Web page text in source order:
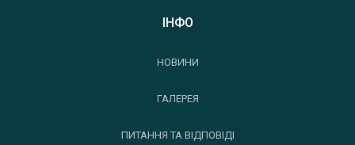
ІНФО
НОВИНИ
ГАЛЕРЕЯ
ПИТАННЯ ТА ВІДПОВІДІ